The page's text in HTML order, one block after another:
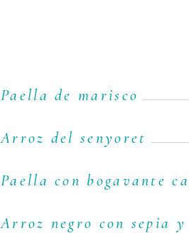
Paella de marisco
Arroz del senyoret
Paella con bogavante
Arroz negro con sepia